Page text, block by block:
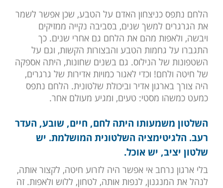
הלחם נתפס כניצחון האדם על הטבע, שכן אפשר לשמר
את הגרגרים למשך שנים, בסביבה נקייה ממזיקים
ויבשה, ולאפות מהם את הלחם גם אחרי שנים. כך
התגברו על גחמות הטבע והבצורות הקשות, וגם על
השטפונות של הנילוס. גם בשנים שחונות, היתה אספקה
של חיטה ולחם! וכדי לאגור כמויות אדירות של גרגרים,
היה צורך בארגון אדיר וביכולת שלטונית. הלחם נתפס
כמעט כמשהו מסטי: טעים, ומגיע מעולם אחר.
השלטון משמעותו היתה לחם, חיים, שובע, העדר
רעב. הלגיטימציה השלטונית המושלמת. יש
שלטון יציב, יש אוכל.
בלי ארגון נרחב אי אפשר היה לזרוע חיטה, לקצור אותה,
לנהל את המנגנון, לנפות אותה, לטחון, ללוש ולאפות. זה